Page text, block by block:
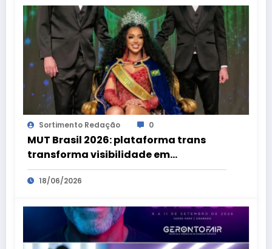
Sortimento Redação 0
MUT Brasil 2026: plataforma trans
transforma visibilidade em
oportunidades
18/06/2026